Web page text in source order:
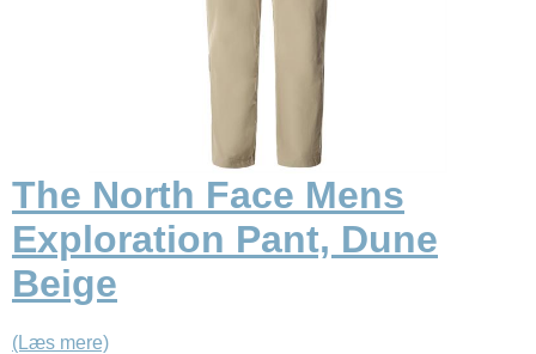
The North Face Mens
Exploration Pant, Dune
Beige
(Læs mere)